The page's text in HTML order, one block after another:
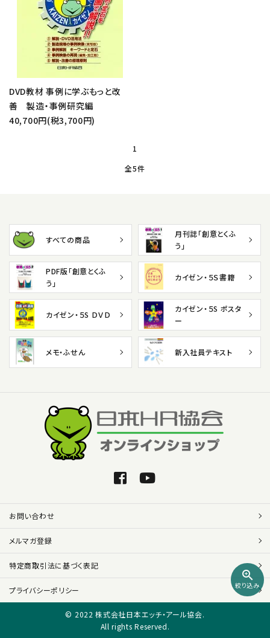
DVD教材 事例に学ぶもっと改
善 製造・事例研究編
40,700円(税3,700円)
1
全5件
zoom_in
絞り込み
すべての商品
月刊誌「創意とくふ
う」
PDF版「創意とくふ
う」
カイゼン・５Ｓ書籍
カイゼン・５S ＤＶＤ
カイゼン・５S ポスタ
ー
メモ・ふせん 新入社員テキスト
お問い合わせ
メルマガ登録
特定商取引法に基づく表記
プライバシーポリシー
© 2022 株式会社日本エッチ・アール協会.
All rights Reserved.